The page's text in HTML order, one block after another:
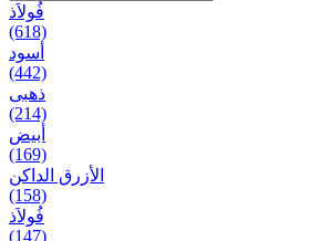
فُولاَذ
(618)
أسود
(442)
ذهبی
(214)
أبيض
(169)
الأزرق الداكن
(158)
فُولاَذ
(147)